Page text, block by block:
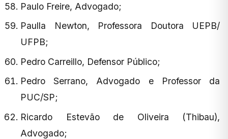
Paulo Freire, Advogado;
Paulla Newton, Professora Doutora UEPB/
UFPB;
Pedro Carreillo, Defensor Público;
Pedro Serrano, Advogado e Professor da
PUC/SP;
Ricardo Estevão de Oliveira (Thibau),
Advogado;